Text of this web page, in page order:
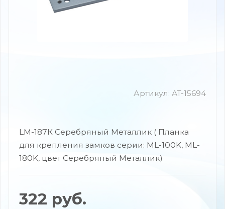
Артикул: AT-15694
LM-187К Серебряный Металлик ( Планка
для крепления замков серии: ML-100K, ML-
180K, цвет Серебряный Металлик)
322 руб.